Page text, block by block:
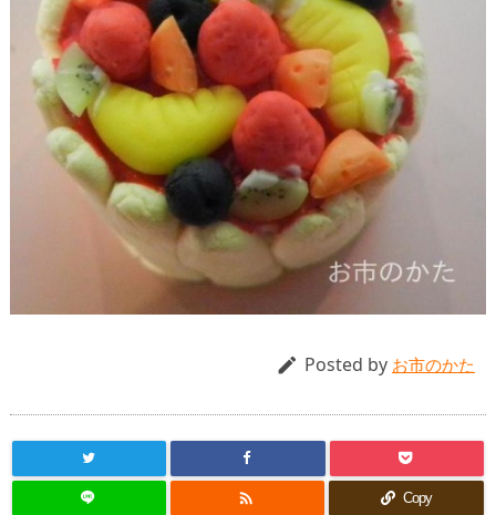
 Posted by お市のかた
 Copy